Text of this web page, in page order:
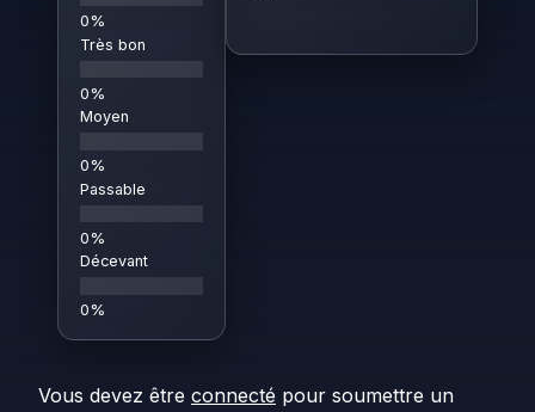
Très bon
Moyen
Passable
Décevant
Vous devez être connecté pour soumettre un